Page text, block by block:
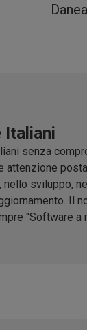
Italiani
senza
attenzione
nello sviluppo,
Il
"Software a